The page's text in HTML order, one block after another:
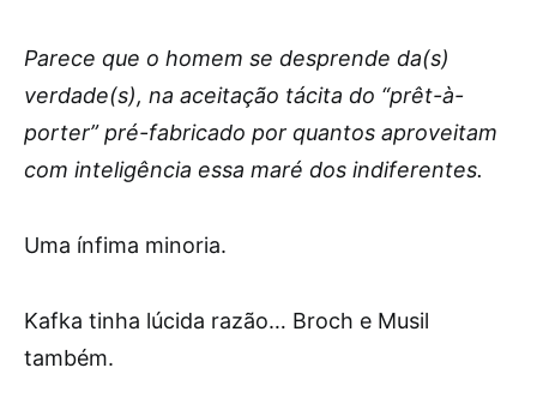
Parece que o homem se desprende da(s)
verdade(s), na aceitação tácita do “prêt-à-
porter” pré-fabricado por quantos aproveitam
com inteligência essa maré dos indiferentes.
Uma ínfima minoria.
Kafka tinha lúcida razão… Broch e Musil
também.